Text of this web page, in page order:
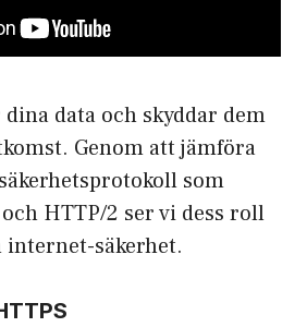
data och skyddar dem
Genom att jämföra
som
och HTTP/2 ser vi dess roll
säkerhet.